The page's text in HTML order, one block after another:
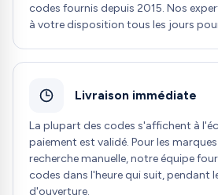
codes fournis depuis 2015. Nos
à votre disposition tous les jours
Livraison immédiate
La plupart des codes s'affichent à
paiement est validé. Pour les
recherche manuelle, notre équipe
codes dans l'heure qui suit, pendant
d'ouverture.